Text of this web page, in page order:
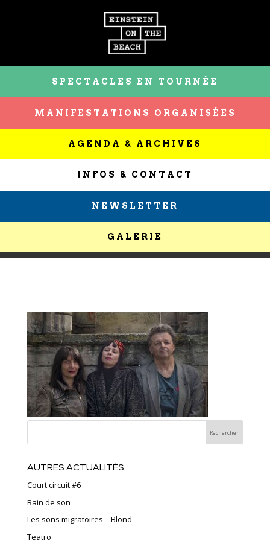
SPECTACLES EN TOURNÉE
MANIFESTATIONS ORGANISÉES
AGENDA & ARCHIVES
INFOS & CONTACT
NEWSLETTER
GALERIE
AUTRES ACTUALITÉS
Court circuit #6
Bain de son
Les sons migratoires – Blond
Teatro